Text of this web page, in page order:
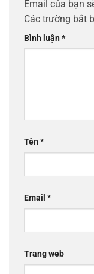
Email của bạn
Các trường bắt
Bình luận*
Tên*
Email *
Trang web